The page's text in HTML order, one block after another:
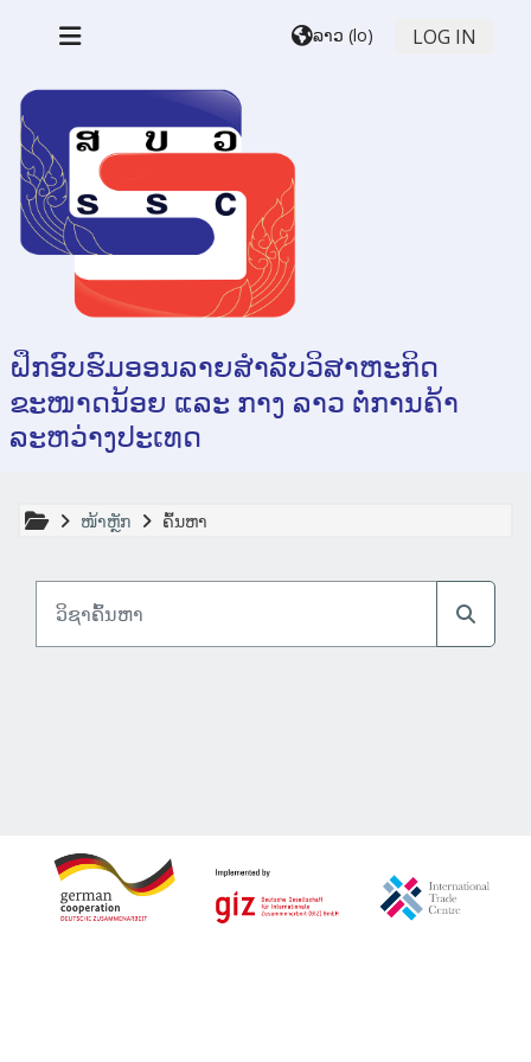
ລາວ ‎(lo)‎ LOG IN
ຝຶກອົບຮົມອອນລາຍສຳລັບວິສາຫະກິດ
ຂະໜາດນ້ອຍ ແລະ ກາງ ລາວ ຕໍ່ການຄ້າ
ລະຫວ່າງປະເທດ
ໜ້າຫຼັກ ຄົ້ນຫາ
ວິຊາຄົ້